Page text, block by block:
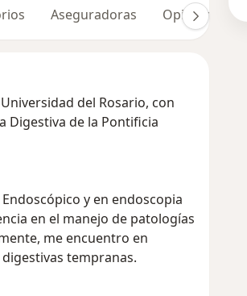
Aseguradoras Opiniones (14)
del Rosario, con
Digestiva de la Pontificia
y en endoscopia
en el manejo de patologías
me encuentro en
tempranas.